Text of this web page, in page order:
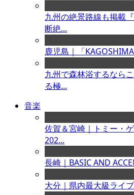
九州の絶景路線も掲載
断絶...
鹿児島｜「
九州で森林浴するなら
る極...
音楽
佐賀＆宮崎｜トミー・
202...
長崎｜BASIC AND
大分｜県内最大級ライ